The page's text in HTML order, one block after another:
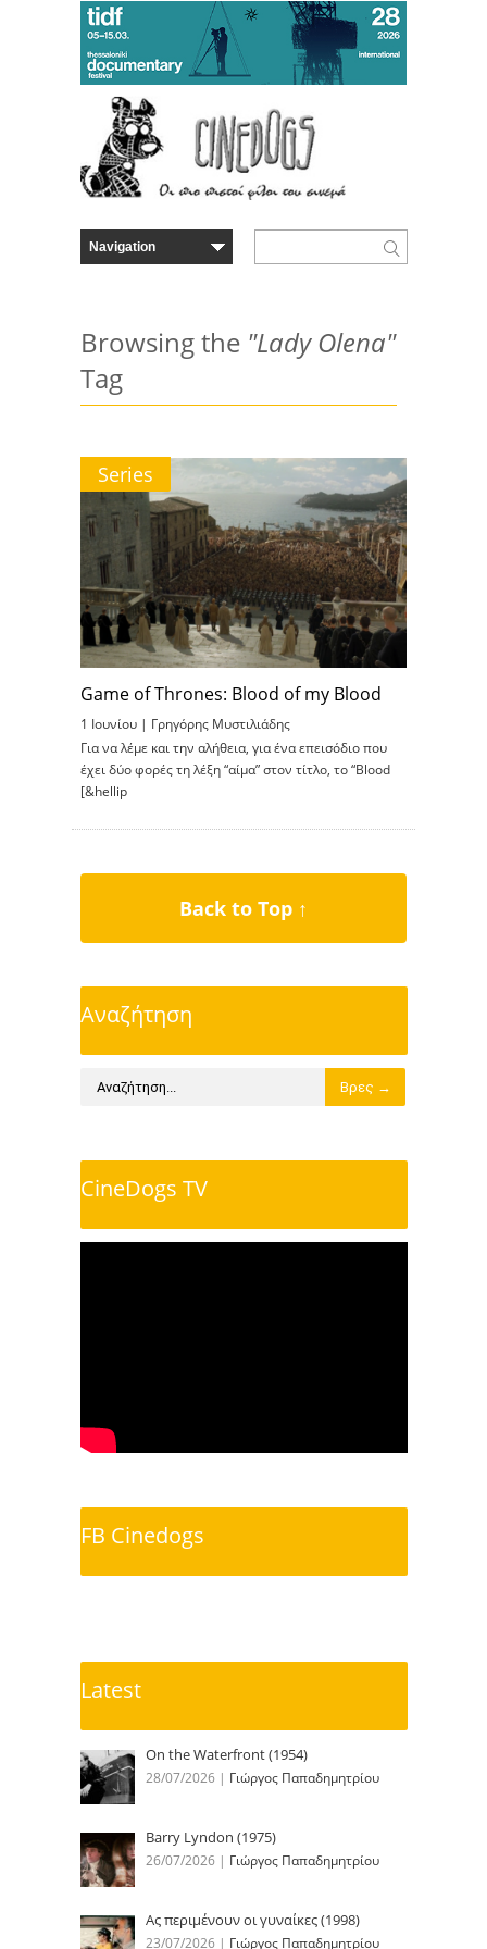
Browsing the "Lady Olena"
Tag
Series
Game of Thrones: Blood of my Blood
1 Ιουνίου | Γρηγόρης Μυστιλιάδης
Για να λέμε και την αλήθεια, για ένα επεισόδιο που
έχει δύο φορές τη λέξη “αίμα” στον τίτλο, το “Blood
[&hellip
Back to Top ↑
Αναζήτηση
CineDogs TV
FB Cinedogs
Latest
On the Waterfront (1954)
28/07/2026 | Γιώργος Παπαδημητρίου
Barry Lyndon (1975)
26/07/2026 | Γιώργος Παπαδημητρίου
Ας περιμένουν οι γυναίκες (1998)
23/07/2026 | Γιώργος Παπαδημητρίου